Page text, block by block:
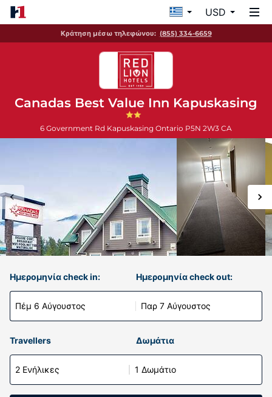
USD
Κράτηση μέσω τηλεφώνου: (855) 334-6659
Canadas Best Value Inn Kapuskasing
6 Government Rd Kapuskasing Ontario P5N 2W3 CA
Ημερομηνία check in:
Πέμ 6 Αύγουστος
Ημερομηνία check out:
Παρ 7 Αύγουστος
Travellers Δωμάτια
2 Ενήλικες 1 Δωμάτιο